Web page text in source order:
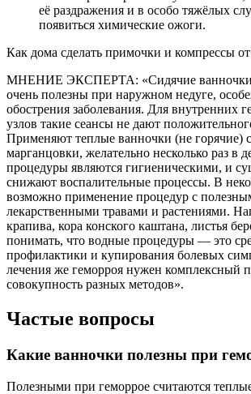
её раздражения и в особо тяжёлых
появиться химические ожоги.
Как дома сделать примочки и компрессы
МНЕНИЕ ЭКСПЕРТА: «Сидячие ванночки
очень полезны при наружном недуге,
обострения заболевания. Для внутренних
узлов такие сеансы не дают
Применяют теплые ванночки (не горячие)
марганцовки, желательно несколько раз в
процедуры являются гигиеническими, и
снижают воспалительные процессы. В
возможно применение процедур с
лекарственными травами и растениями.
крапива, кора конского каштана, листья
понимать, что водные процедуры — это
профилактики и купирования болевых
лечения же геморроя нужен комплексный
совокупность разных методов».
Частые вопросы
Какие ванночки полезны при
Полезными при геморрое считаются